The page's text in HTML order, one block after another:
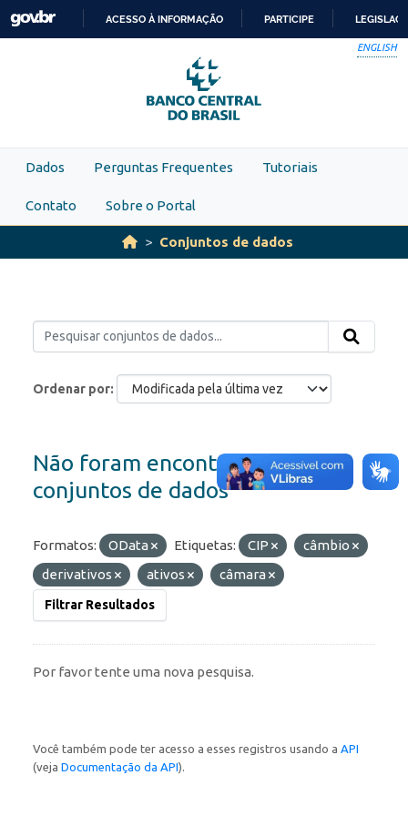
Skip to main content
PARA
O
CONTEÚDO
ACESSO À INFORMAÇÃO PARTICIPE
ENGLISH
Dados Perguntas Frequentes Tutoriais
Contato Sobre o Portal
Conjuntos de dados
Ordenar por
Não foram encontrados
conjuntos de dados
Formatos: OData Etiquetas: CIP
câmbio
derivativos
ativos câmara
Filtrar Resultados
Por favor tente uma nova pesquisa.
Você também pode ter acesso a esses registros usando a API
(veja Documentação da API).